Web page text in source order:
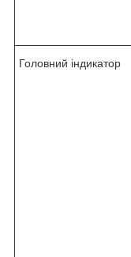
Головний індикатор